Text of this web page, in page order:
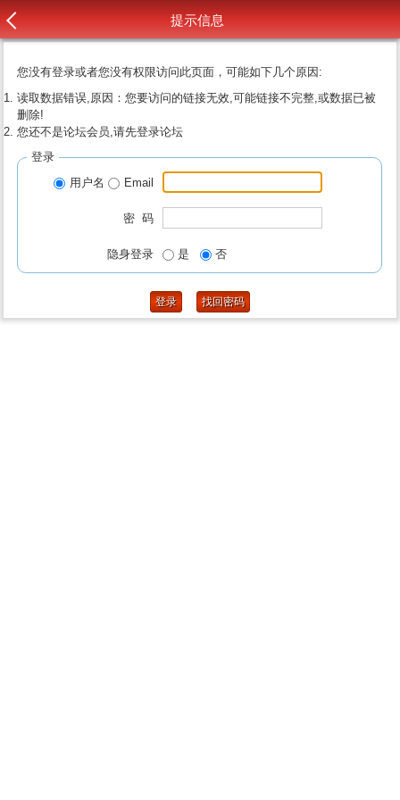
提示信息
您没有登录或者您没有权限访问此页面，可能如下几个原因:
读取数据错误,原因：您要访问的链接无效,可能链接不完整,或数据已被
删除!
您还不是论坛会员,请先登录论坛
登录
用户名
Email
密 码
隐身登录 是 否